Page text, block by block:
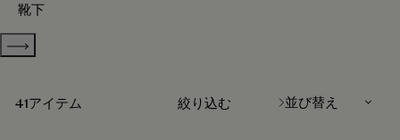
靴下
Show more categories
41アイテム 絞り込む